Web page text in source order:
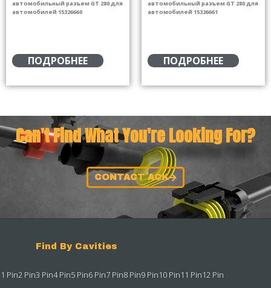
автомобильный разъем GT 280 для
автомобилей 15326660
ПОДРОБНЕЕ
автомобильный разъем GT 280 для
автомобилей 15326661
ПОДРОБНЕЕ
Can't Find What You're Looking For?
CONTACT ACK
Find By Cavities
1 Pin2 Pin3 Pin4 Pin5 Pin6 Pin7 Pin8 Pin9 Pin10 Pin11 Pin12 Pin